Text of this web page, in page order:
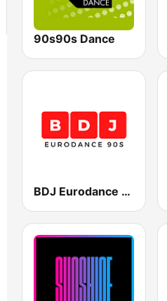
90s90s Dance
BDJ Eurodance 90s